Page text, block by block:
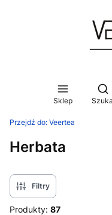
Sklep
Przejdź do: Veertea
Herbata
Filtry
Produkty: 87